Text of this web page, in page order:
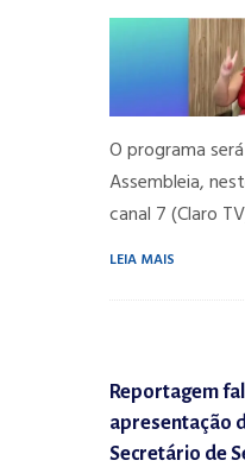
O programa
Assembleia,
canal 7 (Claro
LEIA MAIS
Reportagem
apresentação
Secretário de